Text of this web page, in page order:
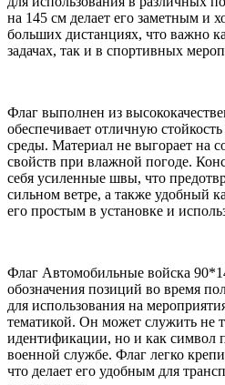
на 145 см делает его заметным и
больших дистанциях, что важно
задачах, так и в спортивных
Флаг выполнен из
обеспечивает отличную
среды. Материал не выгорает на
свойств при влажной погоде.
себя усиленные швы, что
сильном ветре, а также удобный
его простым в установке и
Флаг Автомобильные войска
обозначения позиций во время
для использования на
тематикой. Он может служить не
идентификации, но и как символ
военной службе. Флаг легко
что делает его удобным для